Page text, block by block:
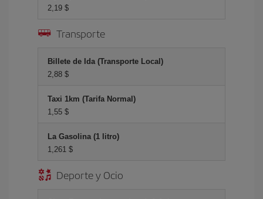
2,19 $
Transporte
Billete de Ida (Transporte Local)
2,88 $
Taxi 1km (Tarifa Normal)
1,55 $
La Gasolina (1 litro)
1,261 $
Deporte y Ocio